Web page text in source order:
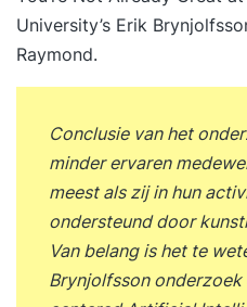
University’s Erik
Raymond.
Conclusie van het
minder ervaren
meest als zij in hun
ondersteund door
Van belang is het te
Brynjolfsson